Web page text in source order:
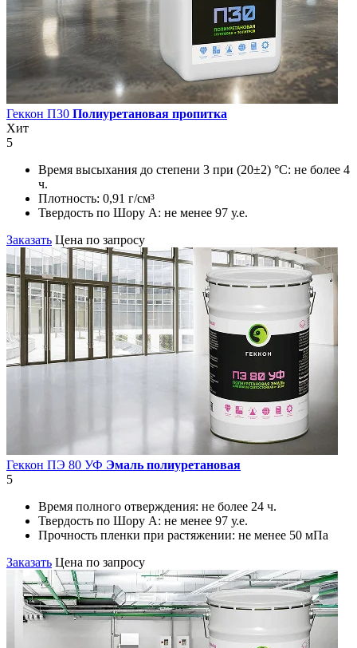
Геккон П30 Полиуретановая пропитка
Хит
5
Время высыхания до степени 3 при (20±2) °С: не более 4
ч.
Плотность: 0,91 г/см³
Твердость по Шору А: не менее 97 у.е.
Заказать Цена по запросу
Геккон ПЭ 80 УФ Эмаль полиуретановая
5
Время полного отверждения: не более 24 ч.
Твердость по Шору А: не менее 97 у.е.
Прочность пленки при растяжении: не менее 50 мПа
Заказать Цена по запросу